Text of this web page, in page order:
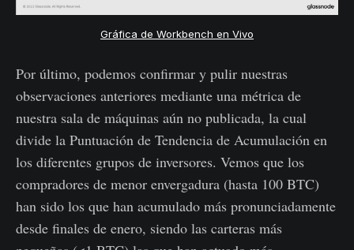
Gráfica de Workbench en Vivo
Por último, podemos confirmar y pulir nuestras
observaciones anteriores mediante una métrica de
nuestra sala de máquinas aún no publicada, la cual
divide la Puntuación de Tendencia de Acumulación en
los diferentes grupos de inversores. Vemos que los
compradores de menor envergadura (hasta 100 BTC)
han sido los que han acumulado más pronunciadamente
desde finales de enero, siendo las carteras más